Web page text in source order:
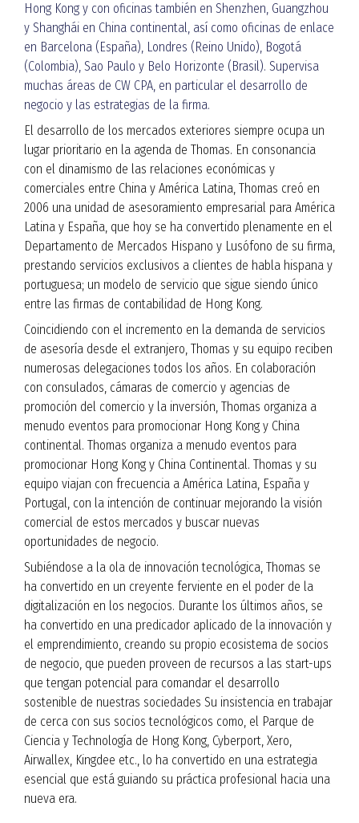
Hong Kong y con oficinas también en Shenzhen, Guangzhou
y Shanghái en China continental, así como oficinas de enlace
en Barcelona (España), Londres (Reino Unido), Bogotá
(Colombia), Sao Paulo y Belo Horizonte (Brasil). Supervisa
muchas áreas de CW CPA, en particular el desarrollo de
negocio y las estrategias de la firma.
El desarrollo de los mercados exteriores siempre ocupa un
lugar prioritario en la agenda de Thomas. En consonancia
con el dinamismo de las relaciones económicas y
comerciales entre China y América Latina, Thomas creó en
2006 una unidad de asesoramiento empresarial para América
Latina y España, que hoy se ha convertido plenamente en el
Departamento de Mercados Hispano y Lusófono de su firma,
prestando servicios exclusivos a clientes de habla hispana y
portuguesa; un modelo de servicio que sigue siendo único
entre las firmas de contabilidad de Hong Kong.
Coincidiendo con el incremento en la demanda de servicios
de asesoría desde el extranjero, Thomas y su equipo reciben
numerosas delegaciones todos los años. En colaboración
con consulados, cámaras de comercio y agencias de
promoción del comercio y la inversión, Thomas organiza a
menudo eventos para promocionar Hong Kong y China
continental. Thomas organiza a menudo eventos para
promocionar Hong Kong y China Continental. Thomas y su
equipo viajan con frecuencia a América Latina, España y
Portugal, con la intención de continuar mejorando la visión
comercial de estos mercados y buscar nuevas
oportunidades de negocio.
Subiéndose a la ola de innovación tecnológica, Thomas se
ha convertido en un creyente ferviente en el poder de la
digitalización en los negocios. Durante los últimos años, se
ha convertido en una predicador aplicado de la innovación y
el emprendimiento, creando su propio ecosistema de socios
de negocio, que pueden proveen de recursos a las start-ups
que tengan potencial para comandar el desarrollo
sostenible de nuestras sociedades Su insistencia en trabajar
de cerca con sus socios tecnológicos como, el Parque de
Ciencia y Technología de Hong Kong, Cyberport, Xero,
Airwallex, Kingdee etc., lo ha convertido en una estrategia
esencial que está guiando su práctica profesional hacia una
nueva era.